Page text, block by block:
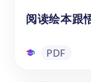
阅读绘本跟
PDF